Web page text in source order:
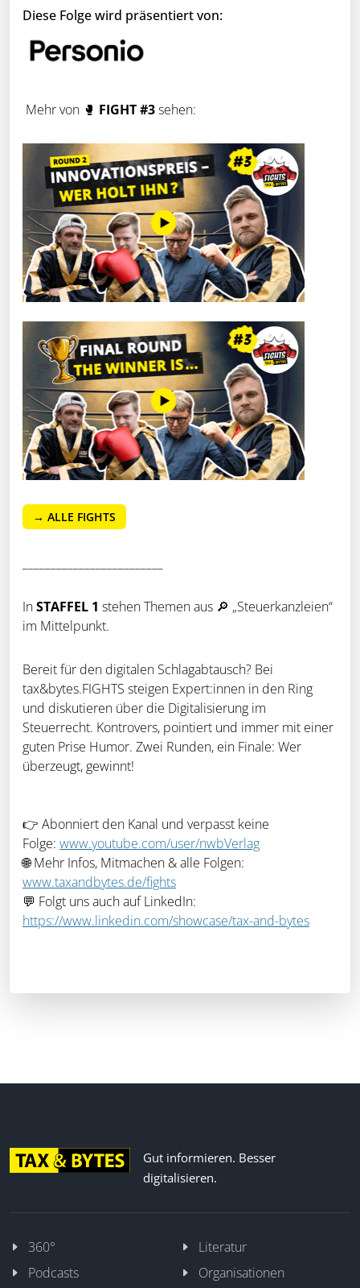
Diese Folge wird präsentiert von:
Mehr von 🥊 FIGHT #3sehen:
→ ALLE FIGHTS
InSTAFFEL 1 stehen Themen aus 🔎 „Steuerkanzleien“
im Mittelpunkt.
Bereit für den digitalen Schlagabtausch? Bei
tax&bytes.FIGHTS steigen Expert:innen in den Ring
und diskutieren über die Digitalisierung im
Steuerrecht. Kontrovers, pointiert und immer mit einer
guten Prise Humor. Zwei Runden, ein Finale: Wer
überzeugt, gewinnt!
👉 Abonniert den Kanal und verpasst keine
Folge: www.youtube.com/user/nwbVerlag
🌐 Mehr Infos, Mitmachen & alle Folgen:
www.taxandbytes.de/fights
💬 Folgt uns auch auf LinkedIn:
https://www.linkedin.com/showcase/tax-and-bytes
Gut informieren. Besser
digitalisieren.
360°
Literatur
Podcasts
Organisationen